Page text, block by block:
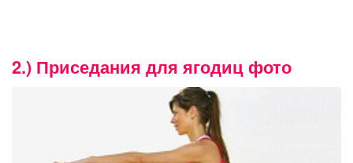
2.) Приседания для ягодиц фото